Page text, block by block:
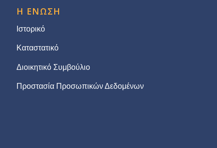
Η ΕΝΩΣΗ
Ιστορικό
Καταστατικό
Διοικητικό Συμβούλιο
Προστασία Προσωπικών Δεδομένων